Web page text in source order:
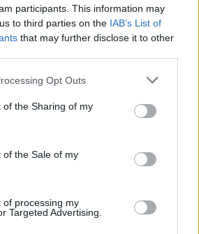
participants. This information may
to third parties on the IAB’s List of
that may further disclose it to other
Opt Outs
of the Sharing of my
of the Sale of my
of processing my
Targeted Advertising.
TE